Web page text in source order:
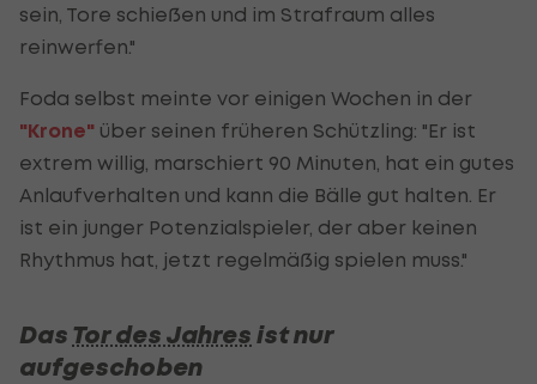
sein, Tore schießen und im Strafraum alles
reinwerfen."
Foda selbst meinte vor einigen Wochen in der
"Krone" über seinen früheren Schützling: "Er ist
extrem willig, marschiert 90 Minuten, hat ein gutes
Anlaufverhalten und kann die Bälle gut halten. Er
ist ein junger Potenzialspieler, der aber keinen
Rhythmus hat, jetzt regelmäßig spielen muss."
DasTor des Jahresist nur
aufgeschoben